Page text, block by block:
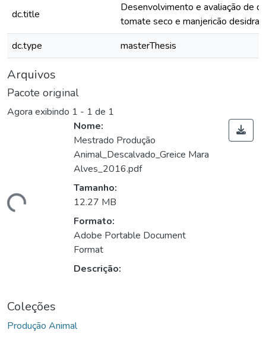
dc.title
Desenvolvimento e avaliação de
tomate seco e manjericão
dc.type
masterThesis
Arquivos
Pacote original
Agora exibindo 1 - 1 de 1
Nome:
Mestrado Produção
Animal_Descalvado_Greice Mara
Alves_2016.pdf
Tamanho:
12.27 MB
Formato:
Adobe Portable Document
Format
Descrição:
Coleções
Produção Animal